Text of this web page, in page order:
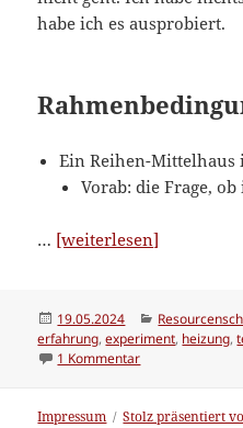
habe ich es ausprobiert.
Ein Reihen-Mittelhaus
Vorab: die Frage,
… [weiterlesen]
Veröffentlicht
am
19.05.2024 Kategorien
erfahrung,experiment, heizung,
1 Kommentarzu Heizung via
Impressum Stolz präsentiert